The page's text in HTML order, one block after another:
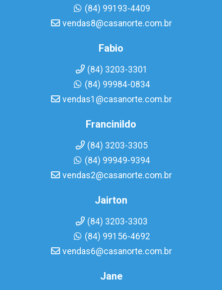
(84) 99193-4409
vendas8@casanorte.com.br
Fabio
(84) 3203-3301
(84) 99984-0834
vendas1@casanorte.com.br
Francinildo
(84) 3203-3305
(84) 99949-9394
vendas2@casanorte.com.br
Jairton
(84) 3203-3303
(84) 99156-4692
vendas6@casanorte.com.br
Jane